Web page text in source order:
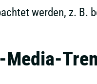
werden, z. B.